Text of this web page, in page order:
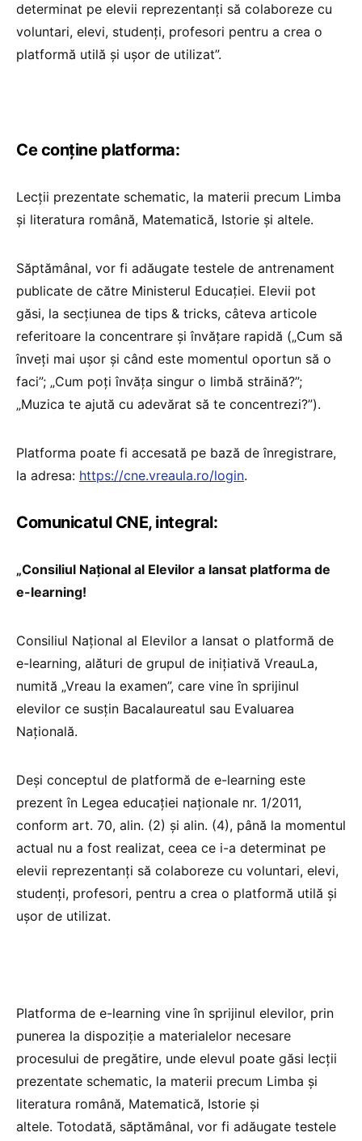
determinat pe elevii reprezentanți să colaboreze cu
voluntari, elevi, studenți, profesori pentru a crea o
platformă utilă și ușor de utilizat”.
Ce conține platforma:
Lecții prezentate schematic, la materii precum Limba
și literatura română, Matematică, Istorie și altele.
Săptămânal, vor fi adăugate testele de antrenament
publicate de către Ministerul Educației. Elevii pot
găsi, la secțiunea de tips & tricks, câteva articole
referitoare la concentrare și învățare rapidă („Cum să
înveți mai ușor și când este momentul oportun să o
faci”; „Cum poți învăța singur o limbă străină?”;
„Muzica te ajută cu adevărat să te concentrezi?”).
Platforma poate fi accesată pe bază de înregistrare,
la adresa: https://cne.vreaula.ro/login.
Comunicatul CNE, integral:
„Consiliul Național al Elevilor a lansat platforma de
e-learning!
Consiliul Național al Elevilor a lansat o platformă de
e-learning, alături de grupul de inițiativă VreauLa,
numită „Vreau la examen”, care vine în sprijinul
elevilor ce susțin Bacalaureatul sau Evaluarea
Națională.
Deși conceptul de platformă de e-learning este
prezent în Legea educației naționale nr. 1/2011,
conform art. 70, alin. (2) și alin. (4), până la momentul
actual nu a fost realizat, ceea ce i-a determinat pe
elevii reprezentanți să colaboreze cu voluntari, elevi,
studenți, profesori, pentru a crea o platformă utilă și
ușor de utilizat.
Platforma de e-learning vine în sprijinul elevilor, prin
punerea la dispoziție a materialelor necesare
procesului de pregătire, unde elevul poate găsi lecții
prezentate schematic, la materii precum Limba și
literatura română, Matematică, Istorie și
altele. Totodată, săptămânal, vor fi adăugate testele